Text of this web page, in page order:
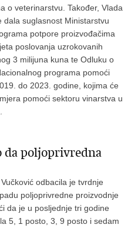
o veterinarstvu. Također, Vlada
dala suglasnost Ministarstvu
potpore proizvođačima
poslovanja uzrokovanih
3 milijuna kuna te Odluku o
programa pomoći
do 2023. godine, kojima će
pomoći sektoru vinarstva u
da poljoprivredna
odbacila je tvrdnje
poljoprivredne proizvodnje
da je u posljednje tri godine
5, 1 posto, 3, 9 posto i sedam